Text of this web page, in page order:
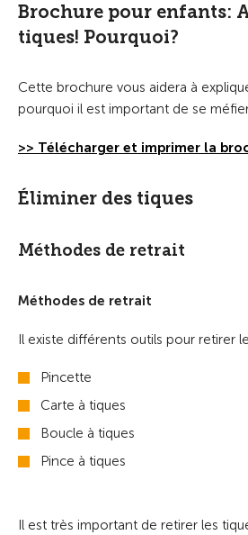
Brochure pour enfants:
tiques! Pourquoi?
Cette brochure vous aidera à
pourquoi il est important de se
>> Télécharger et imprimer la
Éliminer des tiques
Méthodes de retrait
Méthodes de retrait
Il existe différents outils pour retirer
Pincette
Carte à tiques
Boucle à tiques
Pince à tiques
Il est très important de retirer les